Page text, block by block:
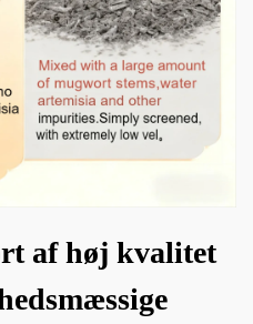
af høj kvalitet